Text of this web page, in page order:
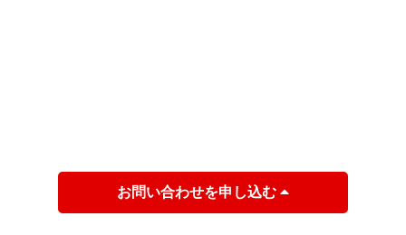
お問い合わせを申し込む